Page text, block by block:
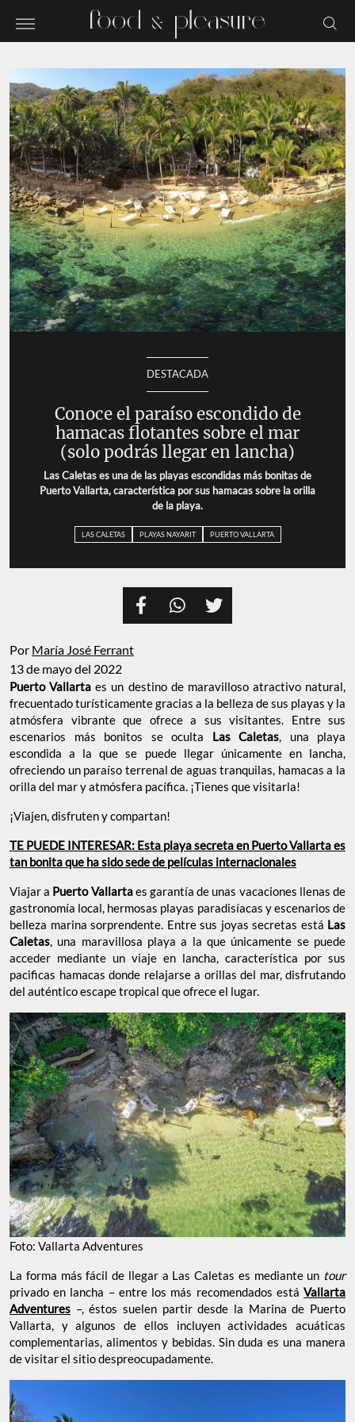
DESTACADA
Conoce el paraíso escondido de
hamacas flotantes sobre el mar
(solo podrás llegar en lancha)
Las Caletas es una de las playas escondidas más bonitas de
Puerto Vallarta, característica por sus hamacas sobre la orilla
de la playa.
LAS CALETAS PLAYAS NAYARIT PUERTO VALLARTA
Por María José Ferrant
13 de mayo del 2022
Puerto Vallartaes un destino de maravilloso atractivo natural,
frecuentado turísticamente gracias a la belleza de sus playas y la
atmósfera vibrante que ofrece a sus visitantes. Entre sus
escenarios más bonitos se oculta Las Caletas, una playa
escondida a la que se puede llegar únicamente en lancha,
ofreciendo un paraíso terrenal de aguas tranquilas, hamacas a la
orilla del mar y atmósfera pacífica. ¡Tienes que visitarla!
¡Viajen, disfruten y compartan!
TE PUEDE INTERESAR: Esta playa secreta en Puerto Vallarta es
tan bonita que ha sido sede de películas internacionales
Viajar a Puerto Vallartaes garantía de unas vacaciones llenas de
gastronomía local, hermosas playas paradisíacas y escenarios de
belleza marina sorprendente. Entre sus joyas secretas está Las
Caletas, una maravillosa playa a la que únicamente se puede
acceder mediante un viaje en lancha, característica por sus
pacificas hamacas donde relajarse a orillas del mar, disfrutando
del auténtico escape tropical que ofrece el lugar.
Foto: Vallarta Adventures
La forma más fácil de llegar a Las Caletas es mediante un tour
privado en lancha – entre los más recomendados está Vallarta
Adventures –, éstos suelen partir desde la Marina de Puerto
Vallarta, y algunos de ellos incluyen actividades acuáticas
complementarias, alimentos y bebidas. Sin duda es una manera
de visitar el sitio despreocupadamente.